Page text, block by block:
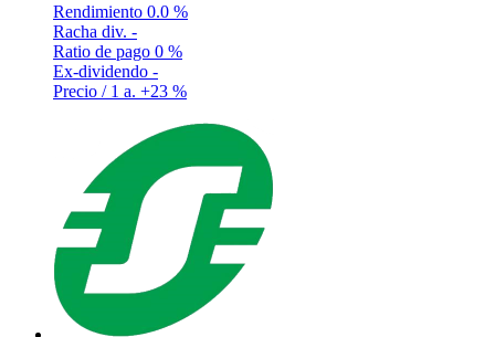
Rendimiento 0.0 %
Racha div. -
Ratio de pago 0 %
Ex-dividendo -
Precio / 1 a. +23 %